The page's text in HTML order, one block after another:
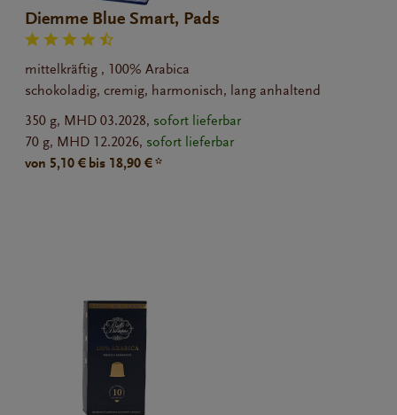
Diemme Blue Smart, Pads
mittelkräftig , 100% Arabica
schokoladig, cremig, harmonisch, lang anhaltend
350 g, MHD 03.2028, sofort lieferbar
70 g, MHD 12.2026, sofort lieferbar
von 5,10 € bis 18,90 € *